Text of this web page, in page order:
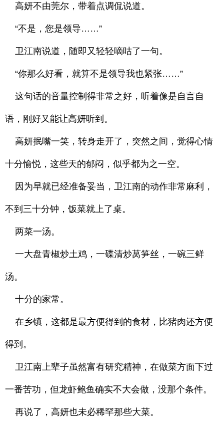
高妍不由莞尔，带着点调侃说道。
“不是，您是领导……”
卫江南说道，随即又轻轻嘀咕了一句。
“你那么好看，就算不是领导我也紧张……”
这句话的音量控制得非常之好，听着像是自言自
语，刚好又能让高妍听到。
高妍抿嘴一笑，转身走开了，突然之间，觉得心情
十分愉悦，这些天的郁闷，似乎都为之一空。
因为早就已经准备妥当，卫江南的动作非常麻利，
不到三十分钟，饭菜就上了桌。
两菜一汤。
一大盘青椒炒土鸡，一碟清炒莴笋丝，一碗三鲜
汤。
十分的家常。
在乡镇，这都是最方便得到的食材，比猪肉还方便
得到。
卫江南上辈子虽然富有研究精神，在做菜方面下过
一番苦功，但龙虾鲍鱼确实不大会做，没那个条件。
再说了，高妍也未必稀罕那些大菜。